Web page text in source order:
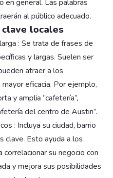
en general. Las palabras
al público adecuado.
locales
: Se trata de frases de
y largas. Suelen ser
atraer a los
eficacia. Por ejemplo,
y amplia “cafetería”,
del centro de Austin”.
: Incluya su ciudad, barrio
clave. Esto ayuda a los
su negocio con
y mejora sus posibilidades